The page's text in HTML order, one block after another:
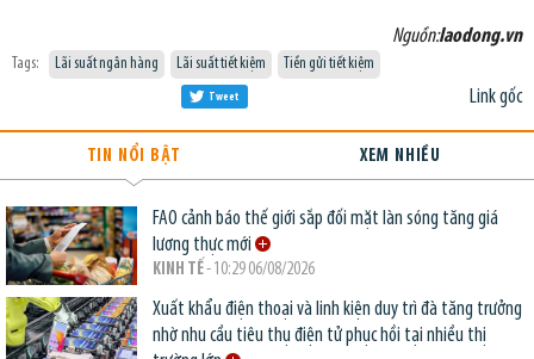
Nguồn:laodong.vn
Tags: Lãi suất ngân hàng Lãi suất tiết kiệm Tiền gửi tiết kiệm
Link gốc
Tweet
TIN NỔI BẬT XEM NHIỀU
FAO cảnh báo thế giới sắp đối mặt làn sóng tăng giá
lương thực mới
KINH TẾ- 10:29 06/08/2026
Xuất khẩu điện thoại và linh kiện duy trì đà tăng trưởng
nhờ nhu cầu tiêu thụ điện tử phục hồi tại nhiều thị